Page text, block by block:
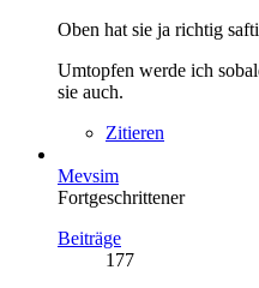
Oben hat sie ja richtig
Umtopfen werde ich
sie auch.
Zitieren
Mevsim
Fortgeschrittener
Beiträge
177